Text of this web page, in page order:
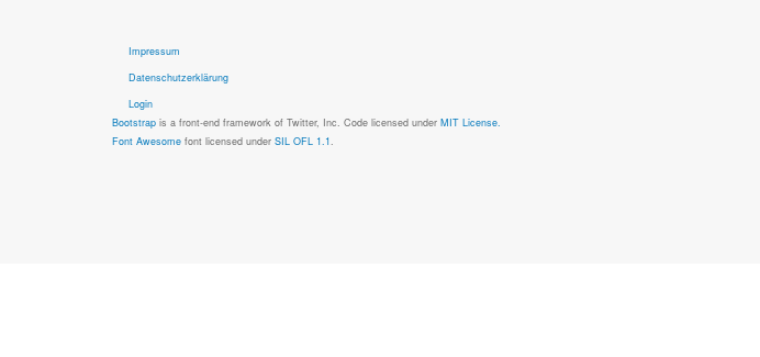
Impressum
Datenschutzerklärung
Login
Bootstrap is a front-end framework of Twitter, Inc. Code licensed under MIT License.
Font Awesome font licensed under SIL OFL 1.1.